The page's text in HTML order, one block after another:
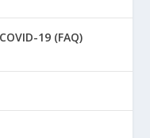
19 (FAQ)